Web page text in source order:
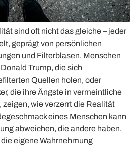
sind oft nicht das gleiche – jeder
geprägt von persönlichen
und Filterblasen. Menschen
Trump, die sich
Quellen holen, oder
die ihre Ängste in vermeintliche
wie verzerrt die Realität
eines Menschen kann
abweichen, die andere haben.
eigene Wahrnehmung